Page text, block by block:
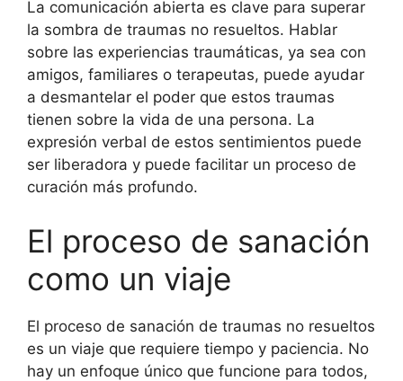
La comunicación abierta es clave para superar
la sombra de traumas no resueltos. Hablar
sobre las experiencias traumáticas, ya sea con
amigos, familiares o terapeutas, puede ayudar
a desmantelar el poder que estos traumas
tienen sobre la vida de una persona. La
expresión verbal de estos sentimientos puede
ser liberadora y puede facilitar un proceso de
curación más profundo.
El proceso de sanación
como un viaje
El proceso de sanación de traumas no resueltos
es un viaje que requiere tiempo y paciencia. No
hay un enfoque único que funcione para todos,